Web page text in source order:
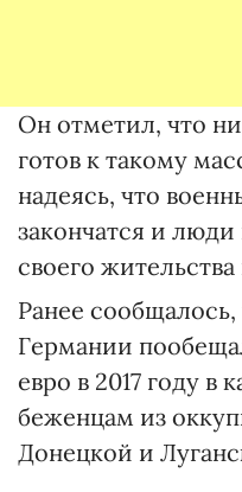
Он отметил, что
готов к такому
надеясь, что
закончатся и люди
своего
Ранее сообщалось,
Германии
евро в 2017 году в
беженцам из
Донецкой и